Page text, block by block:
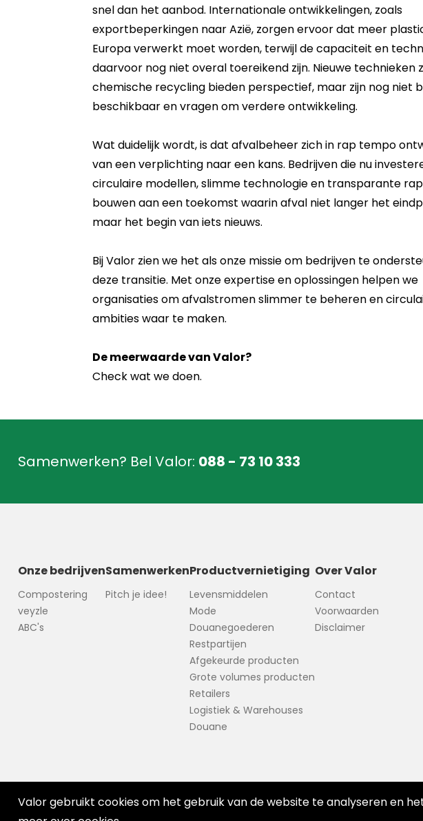
snel dan het aanbod. Internationale ontwikkelingen, zoals
exportbeperkingen naar Azië, zorgen ervoor dat meer
Europa verwerkt moet worden, terwijl de capaciteit en
daarvoor nog niet overal toereikend zijn. Nieuwe technieken
chemische recycling bieden perspectief, maar zijn nog niet
beschikbaar en vragen om verdere ontwikkeling.
Wat duidelijk wordt, is dat afvalbeheer zich in rap tempo
van een verplichting naar een kans. Bedrijven die nu
circulaire modellen, slimme technologie en transparante
bouwen aan een toekomst waarin afval niet langer het
maar het begin van iets nieuws.
Bij Valor zien we het als onze missie om bedrijven te
deze transitie. Met onze expertise en oplossingen helpen we
organisaties om afvalstromen slimmer te beheren en
ambities waar te maken.
De meerwaarde van Valor?
Checkwat we doen.
Samenwerken? Bel Valor: 088 - 73 10 333
Onze bedrijven
Compostering
veyzle
ABC's
Samenwerken
Pitch je idee!
Productvernietiging
Levensmiddelen
Mode
Douanegoederen
Restpartijen
Afgekeurde producten
Grote volumes producten
Retailers
Logistiek & Warehouses
Douane
Over Valor
Contact
Voorwaarden
Disclaimer
Valor gebruikt cookies om het gebruik van de website te analyseren en